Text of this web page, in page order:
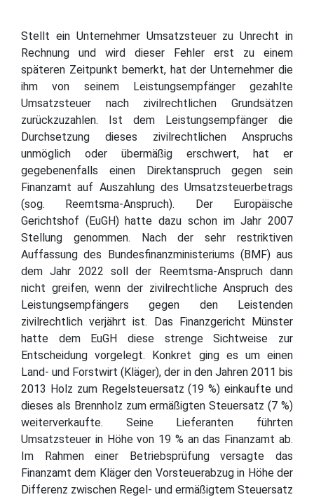
Stellt ein Unternehmer Umsatzsteuer zu Unrecht in
Rechnung und wird dieser Fehler erst zu einem
späteren Zeitpunkt bemerkt, hat der Unternehmer die
ihm von seinem Leistungsempfänger gezahlte
Umsatzsteuer nach zivilrechtlichen Grundsätzen
zurückzuzahlen. Ist dem Leistungsempfänger die
Durchsetzung dieses zivilrechtlichen Anspruchs
unmöglich oder übermäßig erschwert, hat er
gegebenenfalls einen Direktanspruch gegen sein
Finanzamt auf Auszahlung des Umsatzsteuerbetrags
(sog. Reemtsma-Anspruch). Der Europäische
Gerichtshof (EuGH) hatte dazu schon im Jahr 2007
Stellung genommen. Nach der sehr restriktiven
Auffassung des Bundesfinanzministeriums (BMF) aus
dem Jahr 2022 soll der Reemtsma-Anspruch dann
nicht greifen, wenn der zivilrechtliche Anspruch des
Leistungsempfängers gegen den Leistenden
zivilrechtlich verjährt ist. Das Finanzgericht Münster
hatte dem EuGH diese strenge Sichtweise zur
Entscheidung vorgelegt. Konkret ging es um einen
Land- und Forstwirt (Kläger), der in den Jahren 2011 bis
2013 Holz zum Regelsteuersatz (19 %) einkaufte und
dieses als Brennholz zum ermäßigten Steuersatz (7 %)
weiterverkaufte. Seine Lieferanten führten
Umsatzsteuer in Höhe von 19 % an das Finanzamt ab.
Im Rahmen einer Betriebsprüfung versagte das
Finanzamt dem Kläger den Vorsteuerabzug in Höhe der
Differenz zwischen Regel- und ermäßigtem Steuersatz